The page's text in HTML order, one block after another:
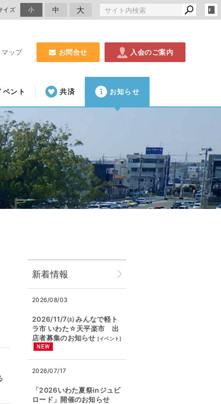
イズ 小 中 大
ップ お問合せ 入会のご案内
ベント 共済 お知らせ
新着情報
2026/08/03
2026/11/7㈯ みんなで軽ト
ラ市 いわた☆天平楽市 出
店者募集のお知らせ [イベント]
2026/07/17
「2026いわた夏祭inジュビ
ロード」開催のお知らせ